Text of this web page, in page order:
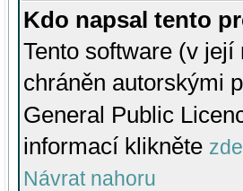
Kdo napsal tento
Tento software (v
chráněn autorskými
General Public
informací klikněte zde
Návrat nahoru